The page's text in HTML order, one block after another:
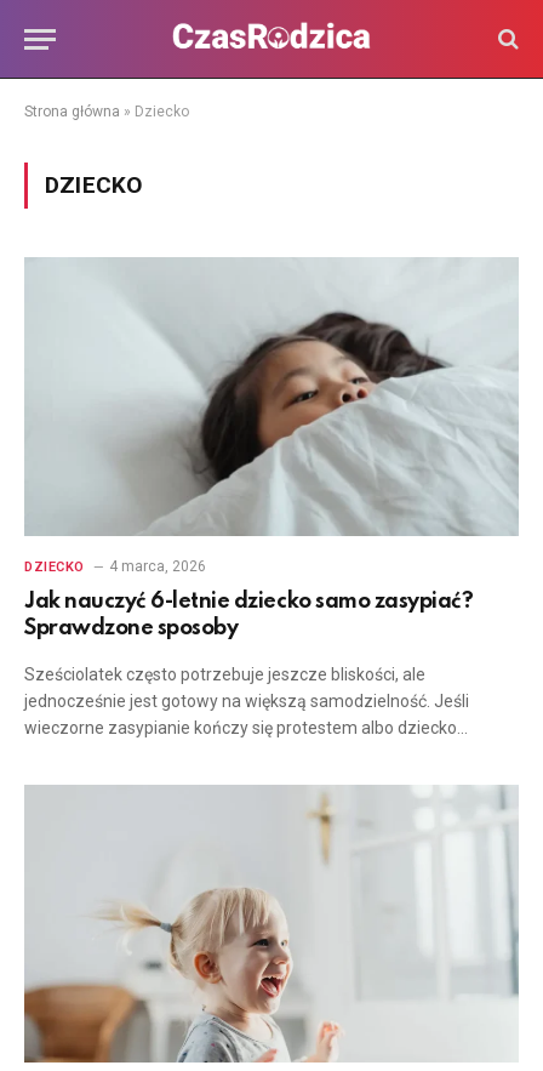
Strona główna » Dziecko
DZIECKO
DZIECKO 4 marca, 2026
Jak nauczyć 6-letnie dziecko samo zasypiać?
Sprawdzone sposoby
Sześciolatek często potrzebuje jeszcze bliskości, ale
jednocześnie jest gotowy na większą samodzielność. Jeśli
wieczorne zasypianie kończy się protestem albo dziecko…